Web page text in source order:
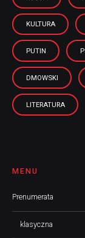
KULTURA
PUTIN
DMOWSKI
LITERATURA
MENU
Prenumerata
klasyczna